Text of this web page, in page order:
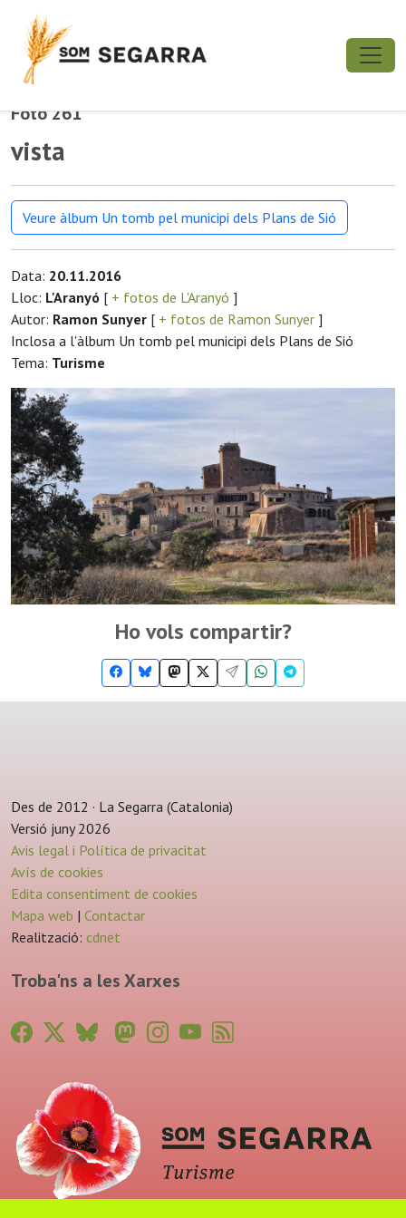
Foto 261
vista
Veure àlbum Un tomb pel municipi dels Plans de Sió
Data: 20.11.2016
Lloc: L'Aranyó [ + fotos de L'Aranyó ]
Autor: Ramon Sunyer [ + fotos de Ramon Sunyer ]
Inclosa a l'àlbum Un tomb pel municipi dels Plans de Sió
Tema: Turisme
Ho vols compartir?
Des de 2012 · La Segarra (Catalonia)
Versió juny 2026
Avis legal i Política de privacitat
Avís de cookies
Edita consentiment de cookies
Mapa web | Contactar
Realització: cdnet
Troba'ns a les Xarxes